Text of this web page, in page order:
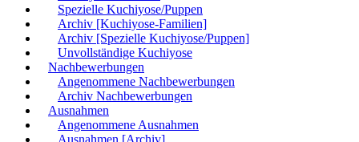
Spezielle Kuchiyose/Puppen
Archiv [Kuchiyose-Familien]
Archiv [Spezielle Kuchiyose/Puppen]
Unvollständige Kuchiyose
Nachbewerbungen
Angenommene Nachbewerbungen
Archiv Nachbewerbungen
Ausnahmen
Angenommene Ausnahmen